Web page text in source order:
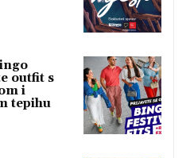
outfit s
i
tepihu